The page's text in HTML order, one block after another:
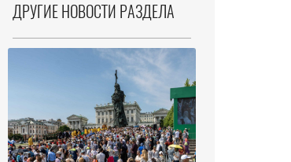
ДРУГИЕ НОВОСТИ РАЗДЕЛА